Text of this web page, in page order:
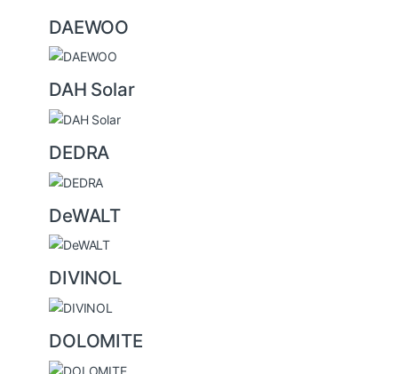
DAEWOO
DAH Solar
DEDRA
DeWALT
DIVINOL
DOLOMITE